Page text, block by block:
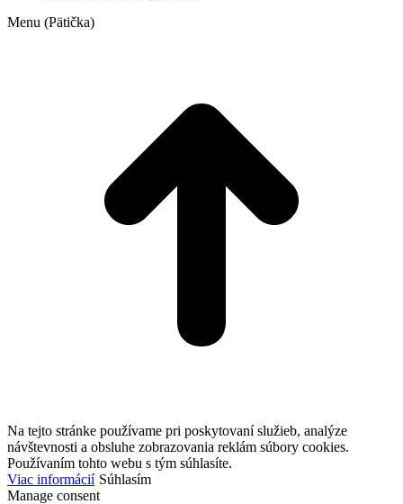
Menu (Pätička)
Na tejto stránke používame pri poskytovaní služieb, analýze
návštevnosti a obsluhe zobrazovania reklám súbory cookies.
Používaním tohto webu s tým súhlasíte.
Viac informácií Súhlasím
Manage consent